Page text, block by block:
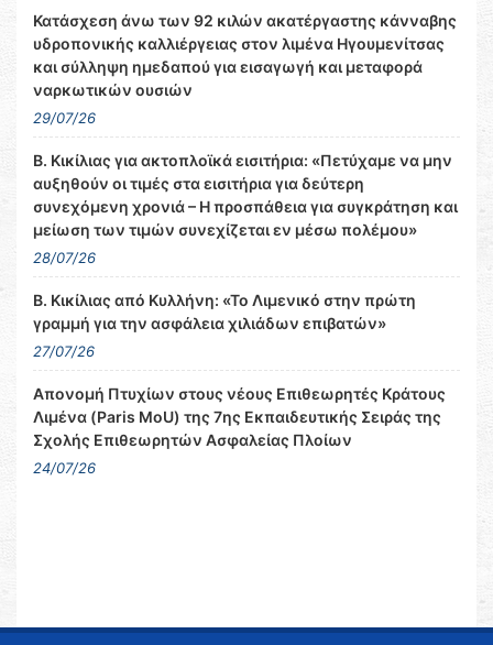
Κατάσχεση άνω των 92 κιλών ακατέργαστης κάνναβης
υδροπονικής καλλιέργειας στον λιμένα Ηγουμενίτσας
και σύλληψη ημεδαπού για εισαγωγή και μεταφορά
ναρκωτικών ουσιών
29/07/26
Β. Κικίλιας για ακτοπλοϊκά εισιτήρια: «Πετύχαμε να μην
αυξηθούν οι τιμές στα εισιτήρια για δεύτερη
συνεχόμενη χρονιά – Η προσπάθεια για συγκράτηση και
μείωση των τιμών συνεχίζεται εν μέσω πολέμου»
28/07/26
Β. Κικίλιας από Κυλλήνη: «Το Λιμενικό στην πρώτη
γραμμή για την ασφάλεια χιλιάδων επιβατών»
27/07/26
Απονομή Πτυχίων στους νέους Επιθεωρητές Κράτους
Λιμένα (Paris MoU) της 7ης Εκπαιδευτικής Σειράς της
Σχολής Επιθεωρητών Ασφαλείας Πλοίων
24/07/26